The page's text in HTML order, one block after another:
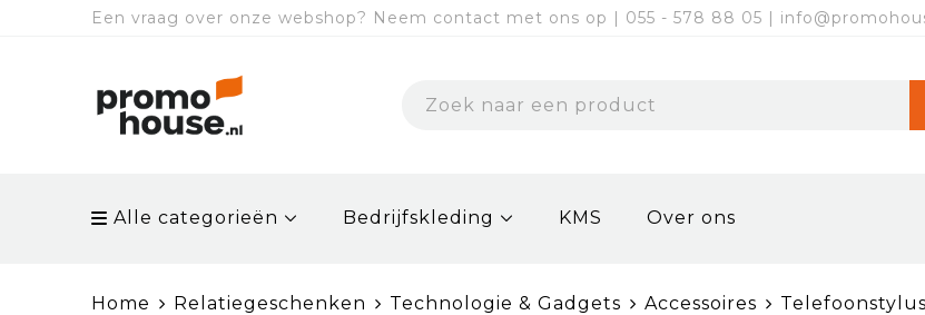
Een vraag over onze webshop? Neem contact met ons op | 055 - 578 88 05 |
Alle categorieën Bedrijfskleding KMS Over ons
Home Relatiegeschenken Technologie & Gadgets Accessoires